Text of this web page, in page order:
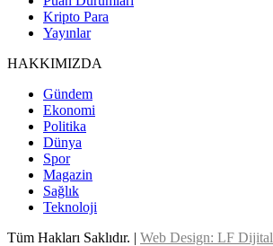
Kripto Para
Yayınlar
HAKKIMIZDA
Gündem
Ekonomi
Politika
Dünya
Spor
Magazin
Sağlık
Teknoloji
Tüm Hakları Saklıdır. | Web Design: LF Dijital